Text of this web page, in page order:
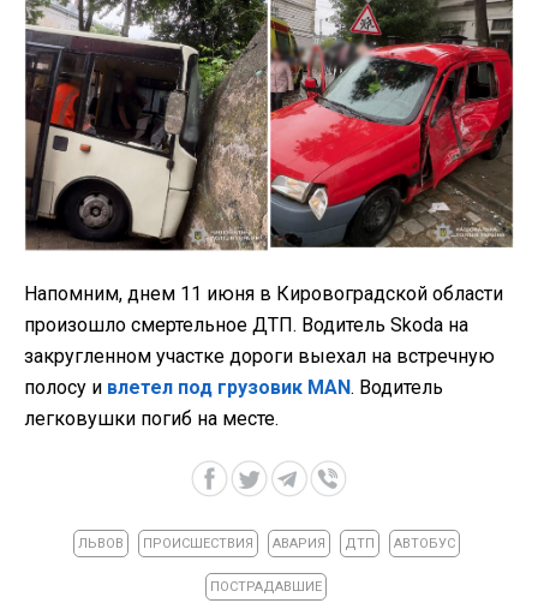
Напомним, днем 11 июня в Кировоградской области
произошло смертельное ДТП. Водитель Skoda на
закругленном участке дороги выехал на встречную
полосу и влетел под грузовик MAN. Водитель
легковушки погиб на месте.
ЛЬВОВ ПРОИСШЕСТВИЯ АВАРИЯ ДТП АВТОБУС
ПОСТРАДАВШИЕ